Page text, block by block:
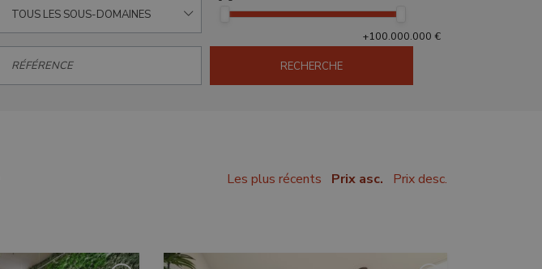
TOUS LES SOUS-DOMAINES
+100.000.000 €
RECHERCHE
Les plus récents Prix asc. Prix desc.